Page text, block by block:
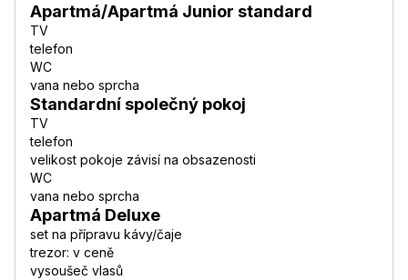
Apartmá/Apartmá Junior standard
TV
telefon
WC
vana nebo sprcha
Standardní společný pokoj
TV
telefon
velikost pokoje závisí na obsazenosti
WC
vana nebo sprcha
Apartmá Deluxe
set na přípravu kávy/čaje
trezor: v ceně
vysoušeč vlasů